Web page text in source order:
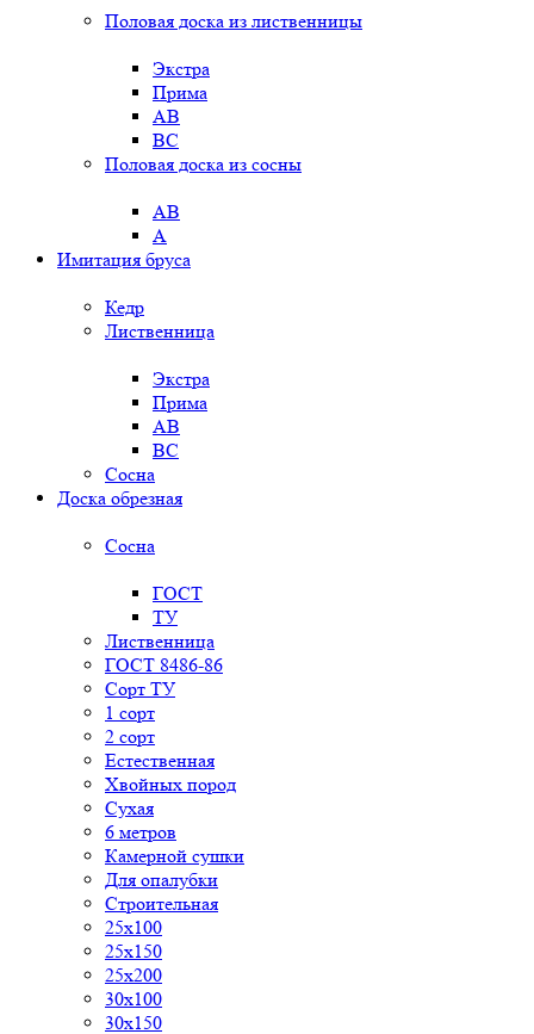
Половая доска из лиственницы
Экстра
Прима
AB
BC
Половая доска из сосны
AB
A
Имитация бруса
Кедр
Лиственница
Экстра
Прима
AB
BC
Сосна
Доска обрезная
Сосна
ГОСТ
ТУ
Лиственница
ГОСТ 8486-86
Сорт ТУ
1 сорт
2 сорт
Естественная
Хвойных пород
Сухая
6 метров
Камерной сушки
Для опалубки
Строительная
25x100
25x150
25x200
30x100
30x150